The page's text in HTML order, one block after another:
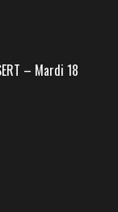
– Mardi 18